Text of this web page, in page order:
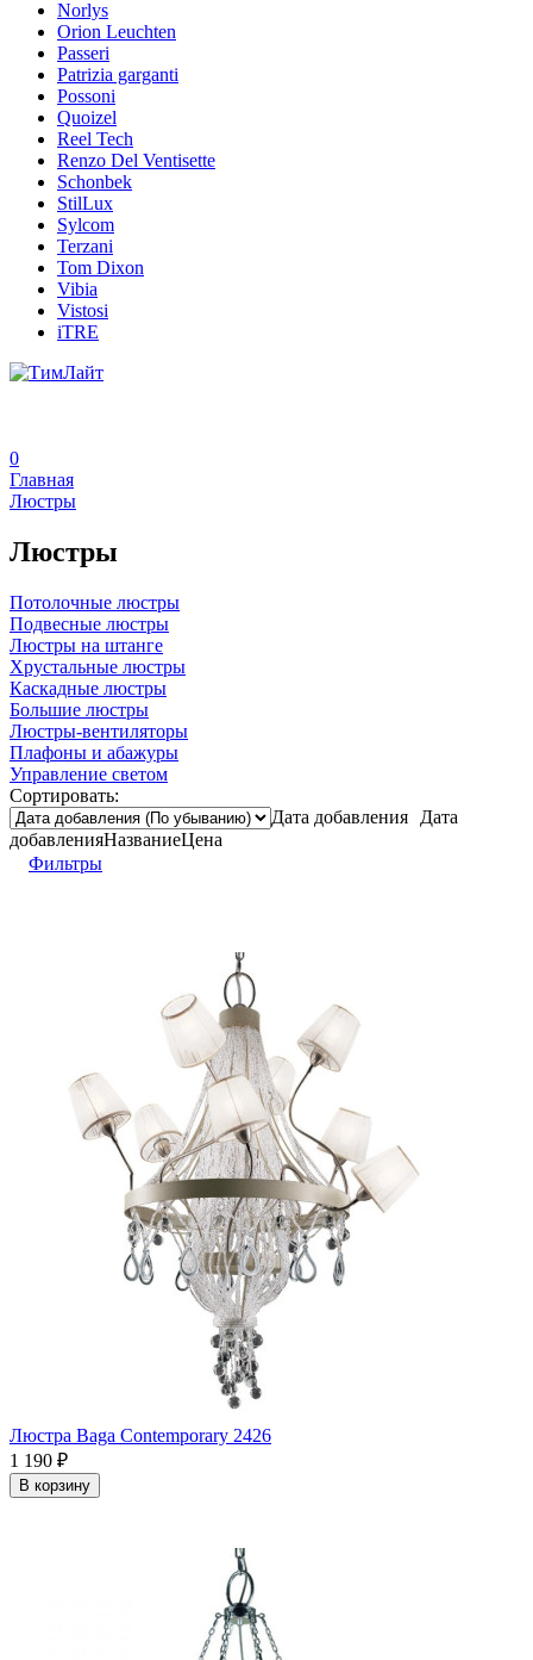
Norlys
Orion Leuchten
Passeri
Patrizia garganti
Possoni
Quoizel
Reel Tech
Renzo Del Ventisette
Schonbek
StilLux
Sylcom
Terzani
Tom Dixon
Vibia
Vistosi
iTRE
0
Главная
Люстры
Люстры
Потолочные люстры
Подвесные люстры
Люстры на штанге
Хрустальные люстры
Каскадные люстры
Большие люстры
Люстры-вентиляторы
Плафоны и абажуры
Управление светом
Сортировать:
Дата добавления
Дата
добавленияНазваниеЦена
Фильтры
Люстра Baga Contemporary 2426
1 190 ₽
В корзину